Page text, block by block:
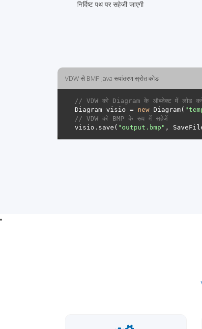
निर्दिष्ट पथ पर सहेजी जाएगी
VDW से BMP Java रूपांतरण स्रोत कोड
// VDW को Diagram के ऑब्जेक्ट में लोड
Diagram visio = new Diagram(
// VDW को BMP के रूप में सहेजें
visio.save( "output.bmp"